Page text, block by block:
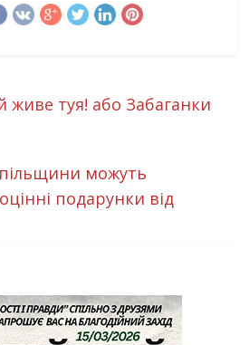
живе туя! або Забаганки
можуть
подарунки від